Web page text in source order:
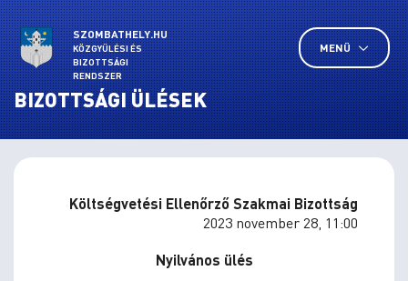
SZOMBATHELY.HU
KÖZGYŰLÉSI ÉS
BIZOTTSÁGI
RENDSZER
MENÜ
BIZOTTSÁGI ÜLÉSEK
Költségvetési Ellenőrző Szakmai Bizottság
2023 november 28, 11:00
Nyilvános ülés